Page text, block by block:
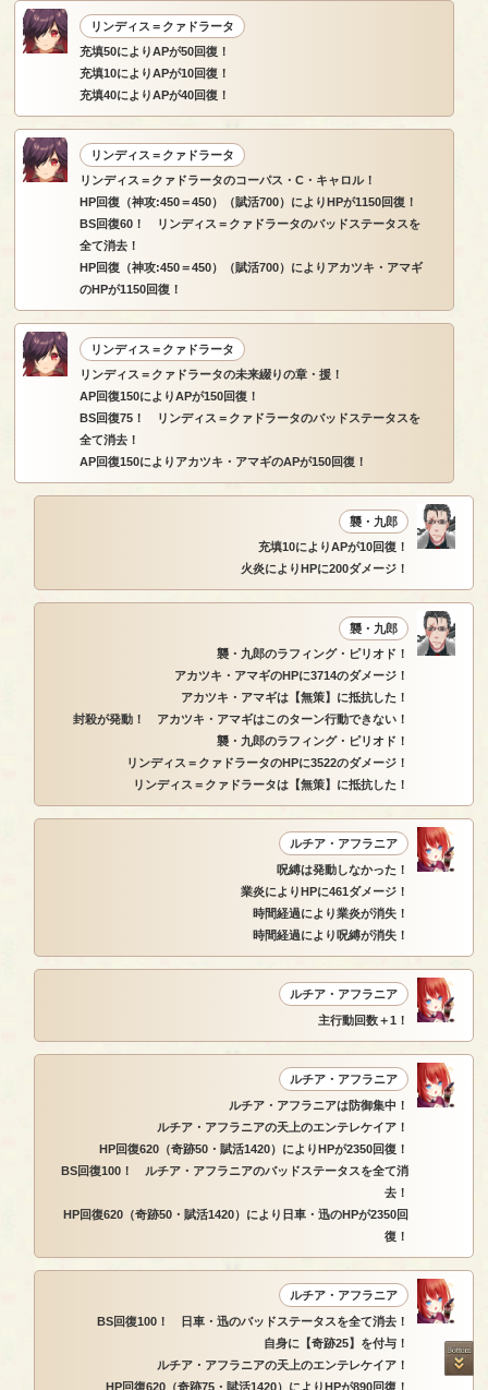
リンディス＝クァドラータ
充填50によりAPが50回復！
充填10によりAPが10回復！
充填40によりAPが40回復！
リンディス＝クァドラータ
リンディス＝クァドラータのコーパス・C・キャロル！
HP回復（神攻:450＝450）（賦活700）によりHPが1150回復！
BS回復60！ リンディス＝クァドラータのバッドステータスを
全て消去！
HP回復（神攻:450＝450）（賦活700）によりアカツキ・アマギ
のHPが1150回復！
リンディス＝クァドラータ
リンディス＝クァドラータの未来綴りの章・援！
AP回復150によりAPが150回復！
BS回復75！ リンディス＝クァドラータのバッドステータスを
全て消去！
AP回復150によりアカツキ・アマギのAPが150回復！
襲・九郎
充填10によりAPが10回復！
火炎によりHPに200ダメージ！
襲・九郎
襲・九郎のラフィング・ピリオド！
アカツキ・アマギのHPに3714のダメージ！
アカツキ・アマギは【無策】に抵抗した！
封殺が発動！ アカツキ・アマギはこのターン行動できない！
襲・九郎のラフィング・ピリオド！
リンディス＝クァドラータのHPに3522のダメージ！
リンディス＝クァドラータは【無策】に抵抗した！
ルチア・アフラニア
呪縛は発動しなかった！
業炎によりHPに461ダメージ！
時間経過により業炎が消失！
時間経過により呪縛が消失！
ルチア・アフラニア
主行動回数＋1！
ルチア・アフラニア
ルチア・アフラニアは防御集中！
ルチア・アフラニアの天上のエンテレケイア！
HP回復620（奇跡50・賦活1420）によりHPが2350回復！
BS回復100！ ルチア・アフラニアのバッドステータスを全て消
去！
HP回復620（奇跡50・賦活1420）により日車・迅のHPが2350回
復！
ルチア・アフラニア
BS回復100！ 日車・迅のバッドステータスを全て消去！
自身に【奇跡25】を付与！
ルチア・アフラニアの天上のエンテレケイア！
HP回復620（奇跡75・賦活1420）によりHPが890回復！